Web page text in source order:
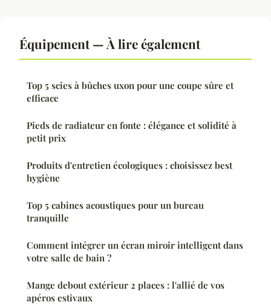
Équipement — À lire également
Top 5 scies à bûches uxon pour une coupe sûre et
efficace
Pieds de radiateur en fonte : élégance et solidité à
petit prix
Produits d'entretien écologiques : choisissez best
hygiène
Top 5 cabines acoustiques pour un bureau
tranquille
Comment intégrer un écran miroir intelligent dans
votre salle de bain ?
Mange debout extérieur 2 places : l'allié de vos
apéros estivaux